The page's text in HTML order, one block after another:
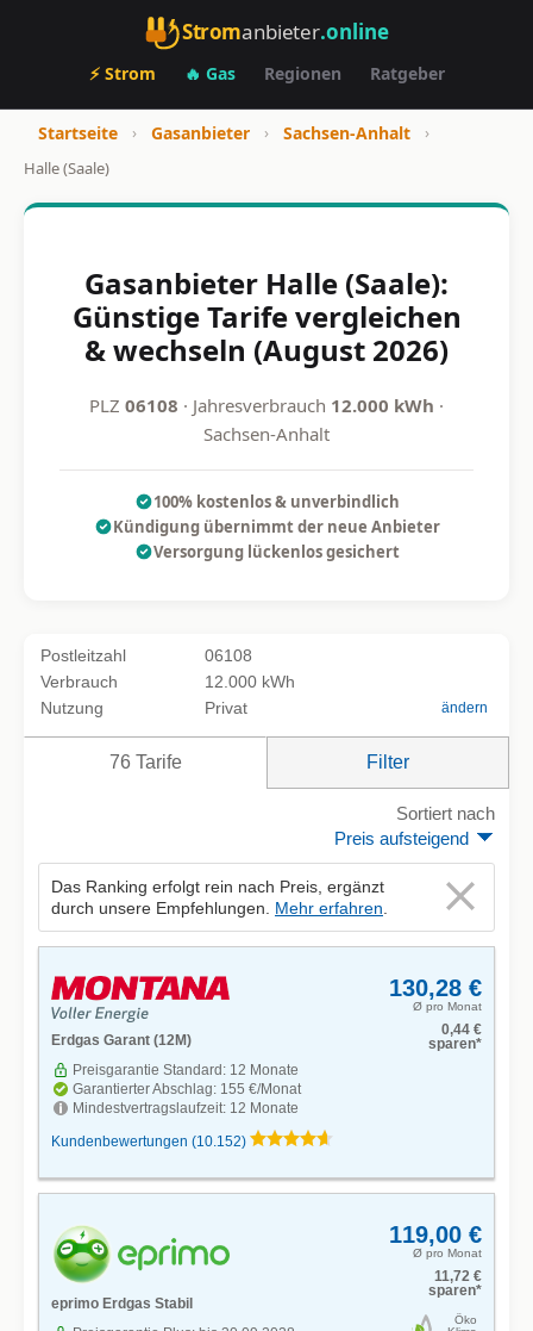
Stromanbieter.online
⚡ Strom 🔥 Gas Regionen Ratgeber
Startseite › Gasanbieter › Sachsen-Anhalt
›
Halle (Saale)
Gasanbieter Halle (Saale):
Günstige Tarife vergleichen
& wechseln (August 2026)
PLZ 06108 · Jahresverbrauch 12.000 kWh ·
Sachsen-Anhalt
100% kostenlos & unverbindlich
Kündigung übernimmt der neue Anbieter
Versorgung lückenlos gesichert